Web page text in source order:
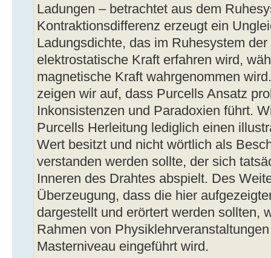
Ladungen – betrachtet aus dem
Kontraktionsdifferenz erzeugt ein
Ladungsdichte, das im Ruhesystem
elektrostatische Kraft erfahren wird,
magnetische Kraft wahrgenommen
zeigen wir auf, dass Purcells Ansatz
Inkonsistenzen und Paradoxien führt.
Purcells Herleitung lediglich einen
Wert besitzt und nicht wörtlich als
verstanden werden sollte, der sich
Inneren des Drahtes abspielt. Des
Überzeugung, dass die hier
dargestellt und erörtert werden sollten,
Rahmen von
Masterniveau eingeführt wird.